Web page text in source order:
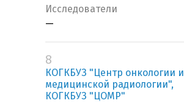
Исследователи
—
8
КОГКБУЗ "Центр онкологии и
медицинской радиологии",
КОГКБУЗ "ЦОМР"